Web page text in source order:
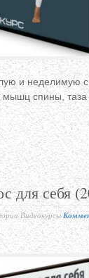
и неделимую
мышц спины,
для себя
Видеокурсы